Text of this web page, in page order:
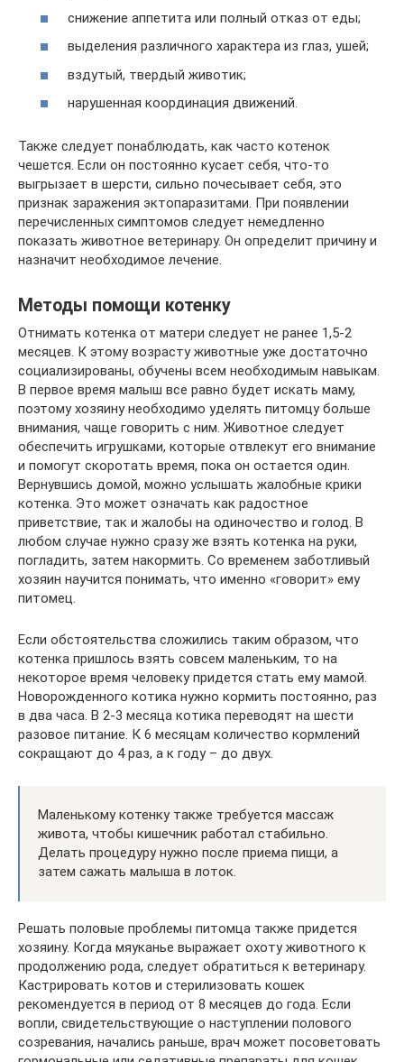
снижение аппетита или полный отказ от еды;
выделения различного характера из глаз, ушей;
вздутый, твердый животик;
нарушенная координация движений.
Также следует понаблюдать, как часто котенок
чешется. Если он постоянно кусает себя, что-то
выгрызает в шерсти, сильно почесывает себя, это
признак заражения эктопаразитами. При появлении
перечисленных симптомов следует немедленно
показать животное ветеринару. Он определит причину и
назначит необходимое лечение.
Методы помощи котенку
Отнимать котенка от матери следует не ранее 1,5-2
месяцев. К этому возрасту животные уже достаточно
социализированы, обучены всем необходимым навыкам.
В первое время малыш все равно будет искать маму,
поэтому хозяину необходимо уделять питомцу больше
внимания, чаще говорить с ним. Животное следует
обеспечить игрушками, которые отвлекут его внимание
и помогут скоротать время, пока он остается один.
Вернувшись домой, можно услышать жалобные крики
котенка. Это может означать как радостное
приветствие, так и жалобы на одиночество и голод. В
любом случае нужно сразу же взять котенка на руки,
погладить, затем накормить. Со временем заботливый
хозяин научится понимать, что именно «говорит» ему
питомец.
Если обстоятельства сложились таким образом, что
котенка пришлось взять совсем маленьким, то на
некоторое время человеку придется стать ему мамой.
Новорожденного котика нужно кормить постоянно, раз
в два часа. В 2-3 месяца котика переводят на шести
разовое питание. К 6 месяцам количество кормлений
сокращают до 4 раз, а к году – до двух.
Маленькому котенку также требуется массаж
живота, чтобы кишечник работал стабильно.
Делать процедуру нужно после приема пищи, а
затем сажать малыша в лоток.
Решать половые проблемы питомца также придется
хозяину. Когда мяуканье выражает охоту животного к
продолжению рода, следует обратиться к ветеринару.
Кастрировать котов и стерилизовать кошек
рекомендуется в период от 8 месяцев до года. Если
вопли, свидетельствующие о наступлении полового
созревания, начались раньше, врач может посоветовать